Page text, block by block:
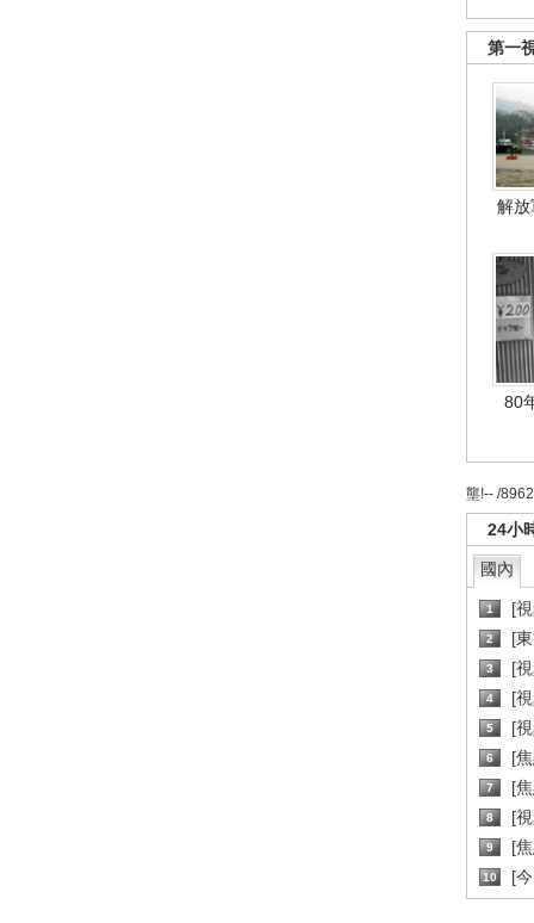
第一
解放
80
壟!-- /
24小
國內
1 [
2 [
3 [
4 [
5 [
6 [
7 [
8 [
9 [
10 [